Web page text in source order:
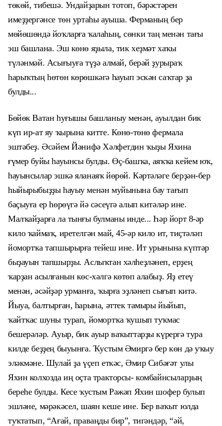
төкөй, тибешә. Ундайҙарын тотоп, бәрәстәрен
имеҙҙергәнсе төн уртаһы ауыша. Ферманың бер
мөйөшөндә йоҡларға ҡалаһың, сөнки таң менән тағы
эш башлана. Эш көнө яҙыла, тик хеҙмәт хаҡы
түләнмәй. Асығыуға түҙә алмай, берәй ҙурыраҡ
һарыҡтың һөтөн көрөшкәгә һауып эскән саҡтар ҙа
булды...
Бөйөк Ватан һуғышы башланыу менән, ауылдан бик
күп ир-ат яу ҡырына китте. Көнө-төнө фермала
эштәбеҙ. Әсәйем Йәнифә Хәлфетдин ҡыҙы Яхина
ғүмер буйы һауынсы булды. Өҫ-башҡа, аяҡҡа кейем юҡ,
һауынсылар эшкә яланаяҡ йөрөй. Кәртәләге берҙән-бер
һыйырыбыҙҙы һауыу менән муйынына бау тағып
баҫыуға ер һөрөүгә йә сәсеүгә алып китәләр ине.
Малҡайҙарға ла тынғы булманы инде... Һәр йорт 8-әр
кило ҡаймаҡ, иретелгән май, 45-әр кило ит, тиҫтәләп
йомортҡа тапшырырға тейеш ине. Ит урынына күптәр
быҙауын тапшырҙы. Аслыҡтан хәлһеҙләнеп, ерҙең
ҡарҙан асылғанын көс-хәлгә көтөп алабыҙ. Яҙ етеү
менән, әсәйҙәр урманға, ҡырға эҙләнеп сығып китә.
Йыуа, балтырған, һарына, әттек тамыры йыйып,
ҡайтҡас шуны турап, йомортҡа ҡушып туҡмас
бешерәләр. Ауыр, бик ауыр ваҡыттарҙы күрергә тура
килде беҙҙең быуынға. Ҡустым Әмиргә бер көн дә уҡыу
эләкмәне. Шулай ҙа үҫеп еткәс, Әмир Сибәғәт улы
Яхин колхозда иң оҫта тракторсы- комбайнсыларҙың
береһе булды. Кесе ҡустым Рәжәп Яхин шофер булып
эшләне, мәрәкәсел, шаян кеше ине. Бер ваҡыт юлда
туҡтатып, “Ағай, праваңды бир”, тигәндәр, “әй,